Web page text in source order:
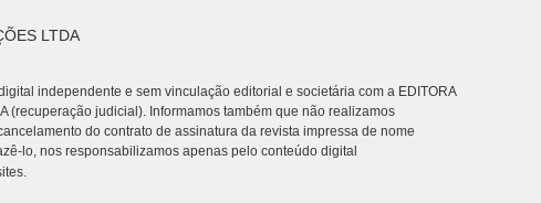
LTDA
independente e sem vinculação editorial e societária com a EDITORA
(recuperação judicial). Informamos também que não realizamos
do contrato de assinatura da revista impressa de nome
lo, nos responsabilizamos apenas pelo conteúdo digital